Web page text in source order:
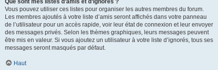
Que sont mes listes d’amis et d’ignorés ?
Vous pouvez utiliser ces listes pour organiser les autres membres du forum.
Les membres ajoutés à votre liste d’amis seront affichés dans votre panneau
de l’utilisateur pour un accès rapide, voir leur état de connexion et leur envoyer
des messages privés. Selon les thèmes graphiques, leurs messages peuvent
être mis en valeur. Si vous ajoutez un utilisateur à votre liste d’ignorés, tous ses
messages seront masqués par défaut.
Haut